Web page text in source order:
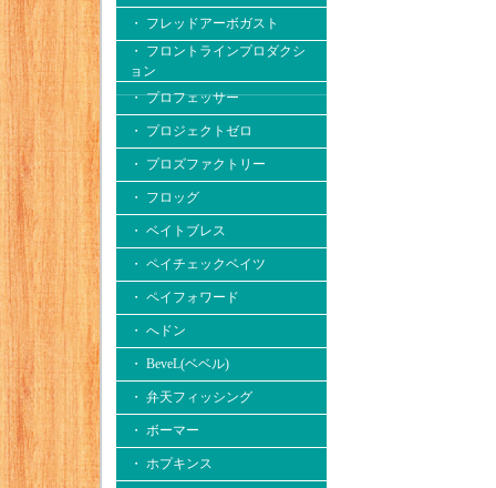
・ フレッドアーボガスト
・ フロントラインプロダクシ
ョン
・ プロフェッサー
・ プロジェクトゼロ
・ プロズファクトリー
・ フロッグ
・ ベイトブレス
・ ペイチェックベイツ
・ ペイフォワード
・ へドン
・ BeveL(ベベル)
・ 弁天フィッシング
・ ボーマー
・ ホプキンス